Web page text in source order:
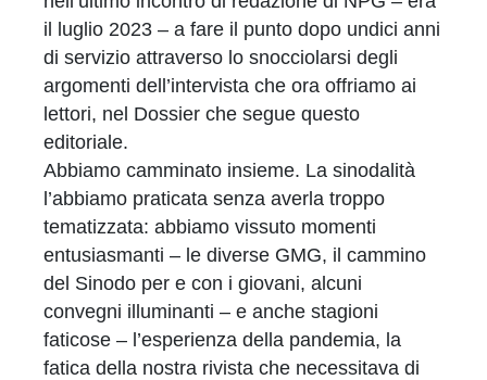
il luglio 2023 – a fare il punto dopo undici anni
di servizio attraverso lo snocciolarsi degli
argomenti dell’intervista che ora offriamo ai
lettori, nel Dossier che segue questo
editoriale.
Abbiamo camminato insieme. La sinodalità
l’abbiamo praticata senza averla troppo
tematizzata: abbiamo vissuto momenti
entusiasmanti – le diverse GMG, il cammino
del Sinodo per e con i giovani, alcuni
convegni illuminanti – e anche stagioni
faticose – l’esperienza della pandemia, la
fatica della nostra rivista che necessitava di